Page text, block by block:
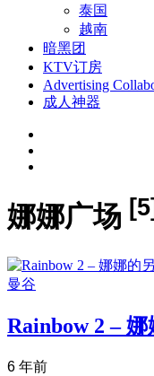
泰国
越南
暗黑团
KTV订房
Advertising
成人神器
娜娜广场 [5]
曼谷
Rainbow 2 –
6 年前